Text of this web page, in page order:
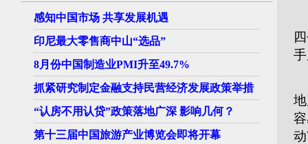
感知中国市场 共享发展机遇
印尼最大零售商中山“选品”
8月份中国制造业PMI升至49.7%
抓紧研究制定金融支持民营经济发展政策举措
“认房不用认贷”政策落地广深 影响几何？
第十三届中国旅游产业博览会即将开幕